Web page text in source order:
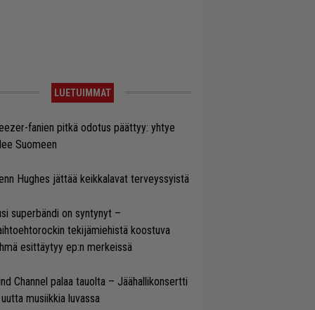
LUETUIMMAT
fanien pitkä odotus päättyy: yhtye
Suomeen
Hughes jättää keikkalavat terveyssyistä
superbändi on syntynyt –
tekijämiehistä koostuva
esittäytyy ep:n merkeissä
Channel palaa tauolta – Jäähallikonsertti
musiikkia luvassa